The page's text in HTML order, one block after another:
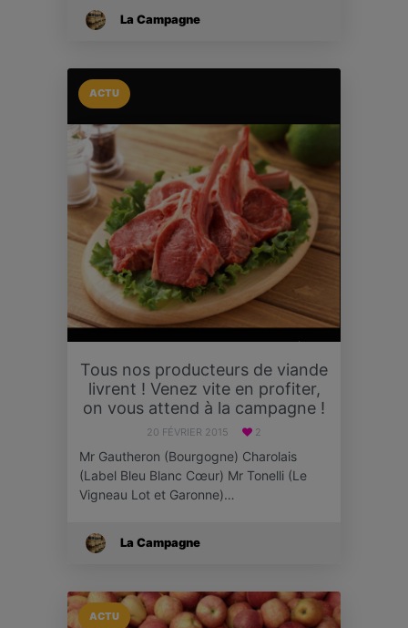
La Campagne
ACTU
Tous nos producteurs de viande
livrent ! Venez vite en profiter,
on vous attend à la campagne !
20 FÉVRIER 2015 2
Mr Gautheron (Bourgogne) Charolais
(Label Bleu Blanc Cœur) Mr Tonelli (Le
Vigneau Lot et Garonne)…
La Campagne
ACTU